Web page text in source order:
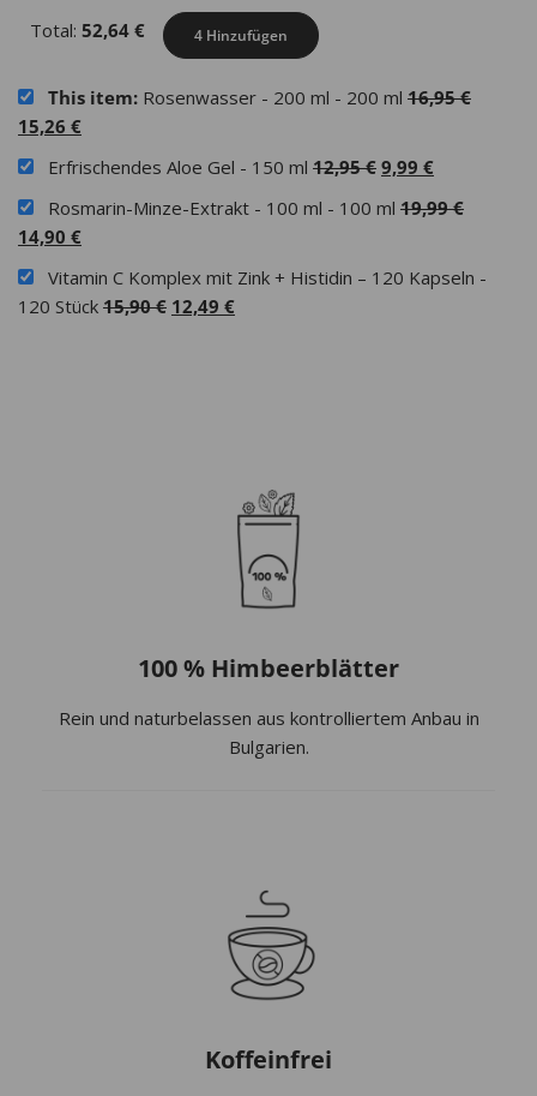
Total: 52,64 € 4 Hinzufügen
This item: Rosenwasser - 200 ml - 200 ml 16,95€
15,26 €
15,26 €.
Erfrischendes Aloe Gel - 150 ml 12,95€ Ursprünglicher
9,99 €
Rosmarin-Minze-Extrakt - 100 ml - 100 ml 19,99€
14,90 €
14,90 €.
Vitamin C Komplex mit Zink + Histidin – 120 Kapseln -
120 Stück 15,90€ Ursprünglicher
12,49 €
100 % Himbeerblätter
Rein und naturbelassen aus kontrolliertem Anbau in
Bulgarien.
Koffeinfrei